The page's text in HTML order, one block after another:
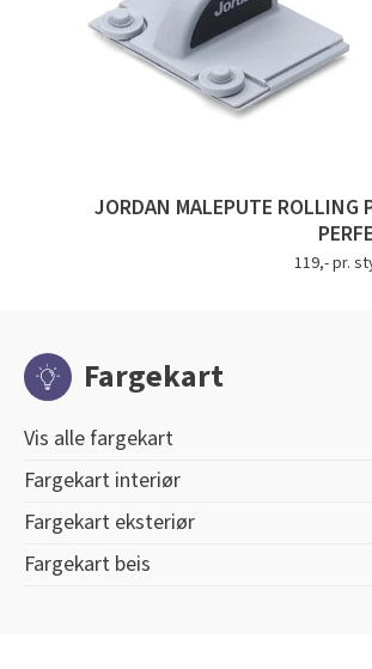
JORDAN MALEPUTE ROLLING
119,- pr.
Fargekart
Vis alle fargekart
Fargekart interiør
Fargekart eksteriør
Fargekart beis